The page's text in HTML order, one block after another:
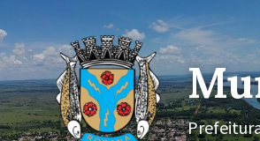
o
conteúdo
a
navegação
principal
o
rodapé